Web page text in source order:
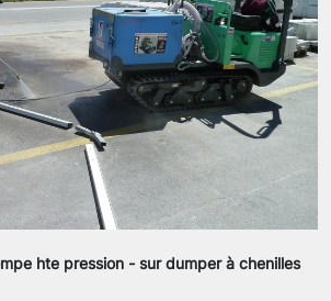
hte pression - sur dumper à chenilles